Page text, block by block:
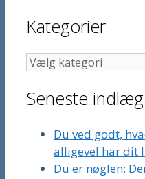
Kategorier
Kategorier
Seneste indlæg
Du ved godt,
alligevel har dit
Du er nøglen: